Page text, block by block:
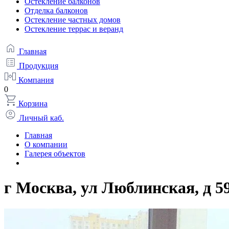
Отделка балконов
Остекление частных домов
Остекление террас и веранд
Главная
Продукция
Компания
0
Корзина
Личный каб.
Главная
О компании
Галерея объектов
г Москва, ул Люблинская, д